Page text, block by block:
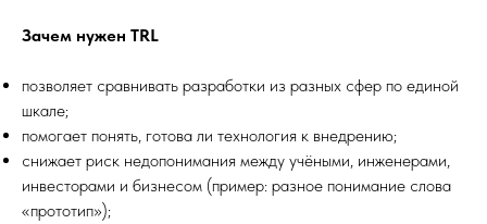
Зачем нужен TRL
позволяет сравнивать разработки из разных сфер по единой
шкале;
помогает понять, готова ли технология к внедрению;
снижает риск недопонимания между учёными, инженерами,
инвесторами и бизнесом (пример: разное понимание слова
«прототип»);